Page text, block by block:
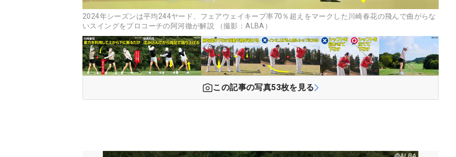
2024年シーズンは平均244ヤード、フェアウェイキープ率70％超えをマークした川崎春花の飛んで曲がらな
いスイングをプロコーチの阿河徹が解説 （撮影：ALBA）
この記事の写真53枚を見る